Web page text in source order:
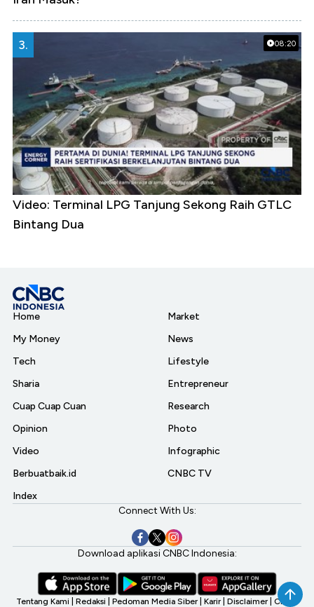
08:20
3.
Video: Terminal LPG Tanjung Sekong Raih GTLC
Bintang Dua
Home
My Money
Tech
Sharia
Cuap Cuap Cuan
Opinion
Video
Berbuatbaik.id
Index
Market
News
Lifestyle
Entrepreneur
Research
Photo
Infographic
CNBC TV
Connect With Us:
Download aplikasi CNBC Indonesia:
Tentang Kami Redaksi Pedoman Media Siber Karir Disclaimer CNBC